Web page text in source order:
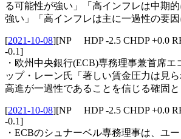
る可能性が強い」「高インフレは中期
強い」「高インフレは主に一過性の要因
[2021-10-08][NP HDP -2.5 CHDP +0.0
-0.1]
・欧州中央銀行(ECB)専務理事兼首席エ
ップ・レーン氏「著しい賃金圧力は見
高進が一過性であることを信じる確固と
[2021-10-08][NP HDP -2.5 CHDP +0.0
-0.1]
・ECBのシュナーベル専務理事は、ユ